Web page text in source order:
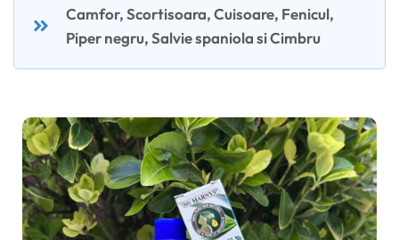
Camfor, Scortisoara, Cuisoare, Fenicul,
Piper negru, Salvie spaniola si Cimbru